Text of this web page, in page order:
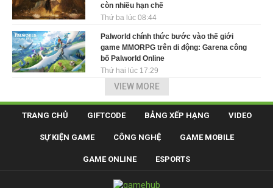
còn nhiều hạn chế
Thứ ba lúc 08:44
Palworld chính thức bước vào thế giới
game MMORPG trên di động: Garena công
bố Palworld Online
Thứ hai lúc 17:29
VIEW MORE
TRANG CHỦ GIFTCODE BẢNG XẾP HẠNG VIDEO
SỰ KIỆN GAME CÔNG NGHỆ GAME MOBILE
GAME ONLINE ESPORTS